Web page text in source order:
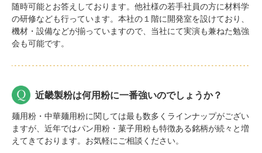
随時可能とお答えしております。他社様の若手社員の方に材料学
の研修なども行っています。本社の１階に開発室を設けており、
機材・設備などが揃っていますので、当社にて実演も兼ねた勉強
会も可能です。
近畿製粉は何用粉に一番強いのでしょうか？
麺用粉・中華麺用粉に関しては最も数多くラインナップがござい
ますが、近年ではパン用粉・菓子用粉も特徴ある銘柄が続々と増
えてきております。お気軽にご相談ください。